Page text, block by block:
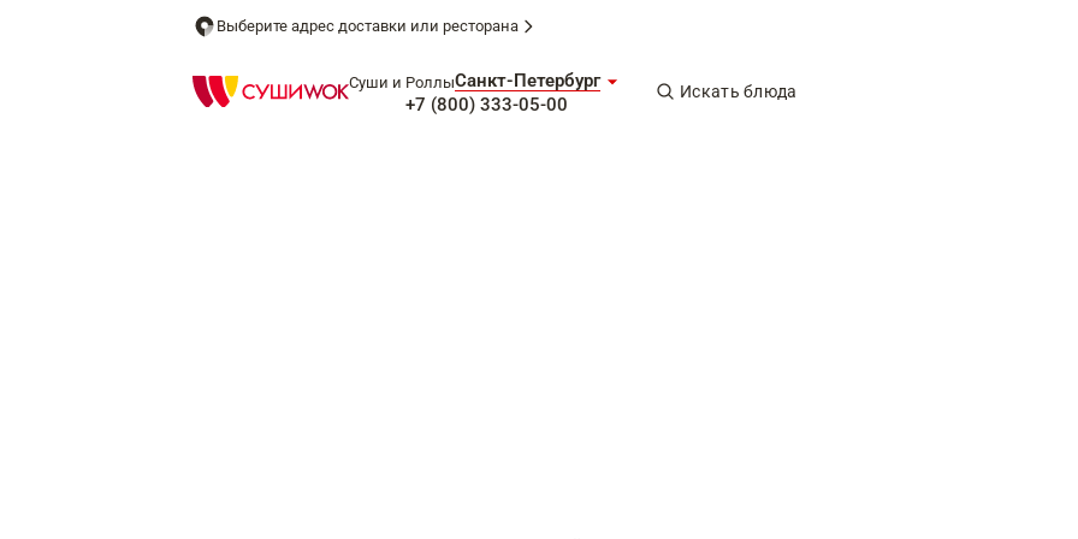
Выберите адрес доставки или ресторана
Суши и РоллыСанкт-Петербург
+7 (800) 333-05-00
Искать блюда